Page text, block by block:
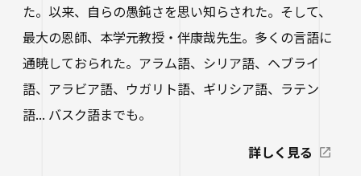
た。以来、自らの愚鈍さを思い知らされた。そして、
最大の恩師、本学元教授・伴康哉先生。多くの言語に
通暁しておられた。アラム語、シリア語、ヘブライ
語、アラビア語、ウガリト語、ギリシア語、ラテン
語... バスク語までも。
詳しく見る